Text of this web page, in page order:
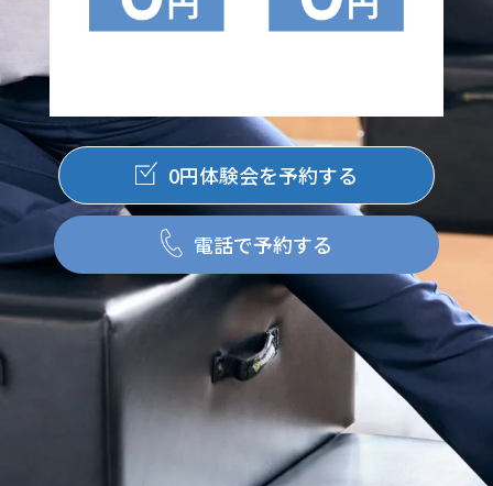
0円体験会を予約する
電話で予約する